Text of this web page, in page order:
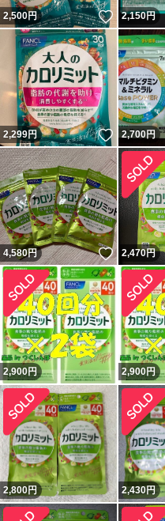
2,500円 いいね！
2,150円
2,299円 いいね！
2,700円
4,580円 いいね！
2,470円
2,900円 2,900円
2,800円 2,430円